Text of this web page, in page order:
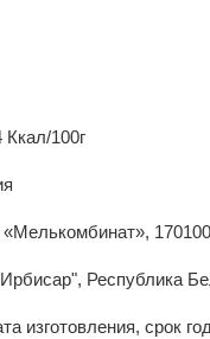
Ккал/100г
Республика
изготовления, срок